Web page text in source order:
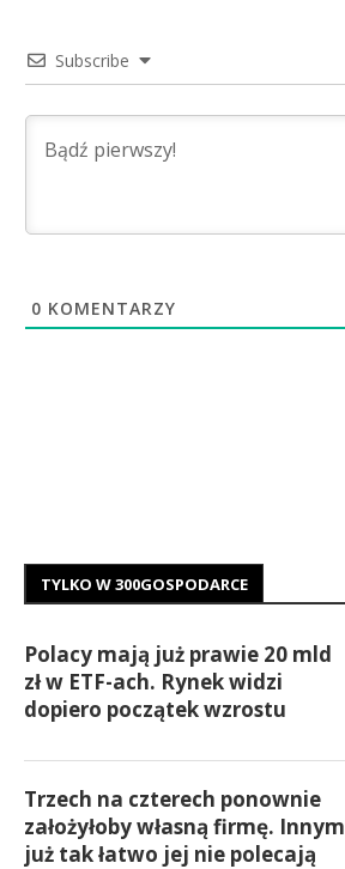
Subscribe
0 KOMENTARZY
TYLKO W 300GOSPODARCE
Polacy mają już prawie 20 mld
zł w ETF-ach. Rynek widzi
dopiero początek wzrostu
Trzech na czterech ponownie
założyłoby własną firmę. Innym
już tak łatwo jej nie polecają